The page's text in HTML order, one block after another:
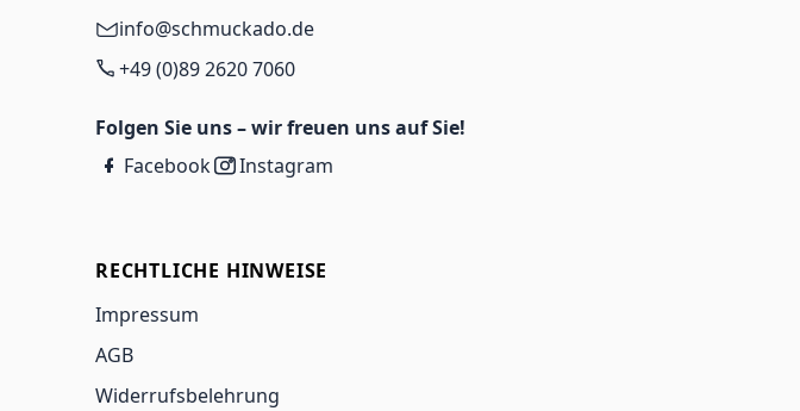
info@schmuckado.de
+49 (0)89 2620 7060
Folgen Sie uns – wir freuen uns auf Sie!
Facebook
Instagram
RECHTLICHE HINWEISE
Impressum
AGB
Widerrufsbelehrung